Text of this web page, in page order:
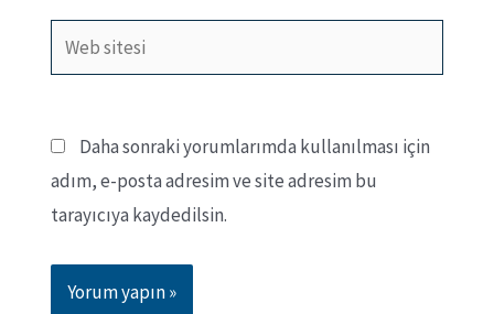
Web
sitesi
Daha sonraki yorumlarımda kullanılması için
adım, e-posta adresim ve site adresim bu
tarayıcıya kaydedilsin.